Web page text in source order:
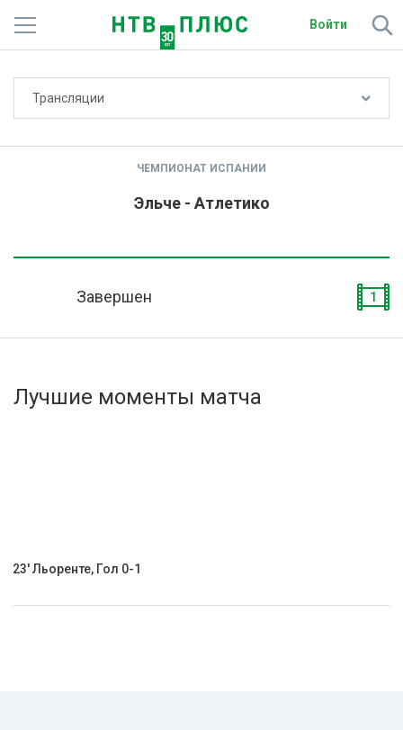
Войти
Активировать промокод
Трансляции
ЧЕМПИОНАТ ИСПАНИИ
Эльче - Атлетико
Завершен 1
Лучшие моменты матча
23' Льоренте, Гол 0-1